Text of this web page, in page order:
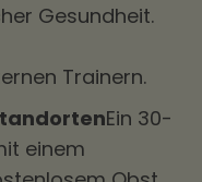
Gesundheit.
Trainern.
Ein 30-
einem